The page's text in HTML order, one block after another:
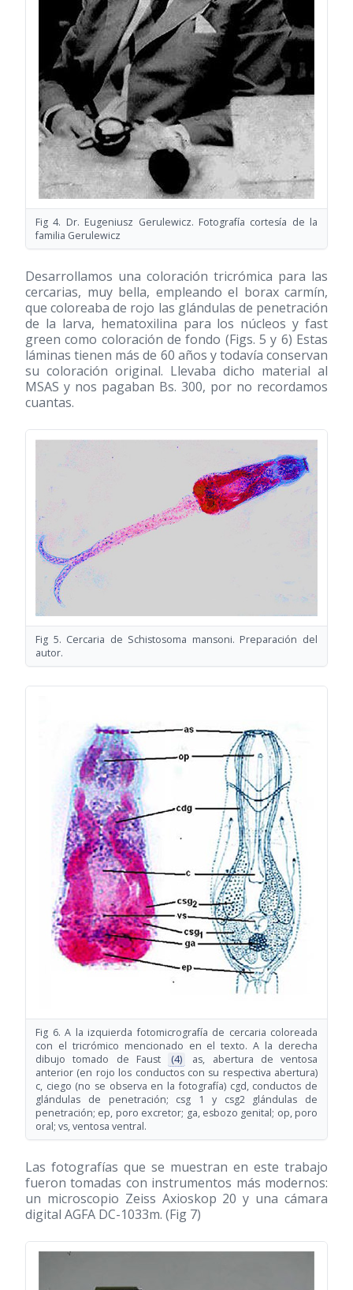
Fig 4. Dr. Eugeniusz Gerulewicz. Fotografía cortesía de la
familia Gerulewicz
Desarrollamos una coloración tricrómica para las
cercarias, muy bella, empleando el borax carmín,
que coloreaba de rojo las glándulas de penetración
de la larva, hematoxilina para los núcleos y fast
green como coloración de fondo (Figs. 5 y 6) Estas
láminas tienen más de 60 años y todavía conservan
su coloración original. Llevaba dicho material al
MSAS y nos pagaban Bs. 300, por no recordamos
cuantas.
Fig 5. Cercaria de Schistosoma mansoni. Preparación del
autor.
Fig 6. A la izquierda fotomicrografía de cercaria coloreada
con el tricrómico mencionado en el texto. A la derecha
dibujo tomado de Faust
(4)
as, abertura de ventosa
anterior (en rojo los conductos con su respectiva abertura)
c, ciego (no se observa en la fotografía) cgd, conductos de
glándulas de penetración; csg 1 y csg2 glándulas de
penetración; ep, poro excretor; ga, esbozo genital; op, poro
oral; vs, ventosa ventral.
Las fotografías que se muestran en este trabajo
fueron tomadas con instrumentos más modernos:
un microscopio Zeiss Axioskop 20 y una cámara
digital AGFA DC-1033m. (Fig 7)